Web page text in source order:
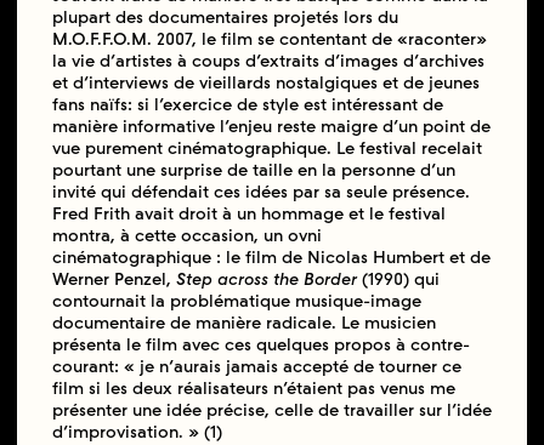
plupart des documentaires projetés lors du
M.O.F.F.O.M. 2007, le film se contentant de «raconter»
la vie d’artistes à coups d’extraits d’images d’archives
et d’interviews de vieillards nostalgiques et de jeunes
fans naïfs: si l’exercice de style est intéressant de
manière informative l’enjeu reste maigre d’un point de
vue purement cinématographique. Le festival recelait
pourtant une surprise de taille en la personne d’un
invité qui défendait ces idées par sa seule présence.
Fred Frith avait droit à un hommage et le festival
montra, à cette occasion, un ovni
cinématographique : le film de Nicolas Humbert et de
Werner Penzel, Step across the Border(1990) qui
contournait la problématique musique-image
documentaire de manière radicale. Le musicien
présenta le film avec ces quelques propos à contre-
courant: « je n’aurais jamais accepté de tourner ce
film si les deux réalisateurs n’étaient pas venus me
présenter une idée précise, celle de travailler sur l’idée
d’improvisation. » (1)